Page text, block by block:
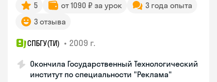
5 от 1090 ₽ за урок
3 года опыта
3 отзыва
СПБГУ(ТИ) • 2009 г.
Окончила Государственный Технологический
институт по специальности "Реклама"